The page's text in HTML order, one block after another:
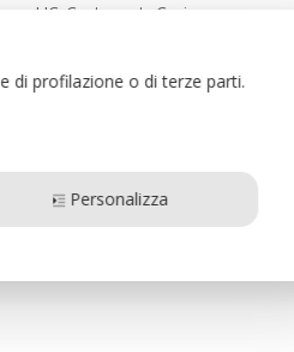
UC_CastagnetoCcci
UC_Collesalvetti
di profilazione o di terze parti.
Personalizza